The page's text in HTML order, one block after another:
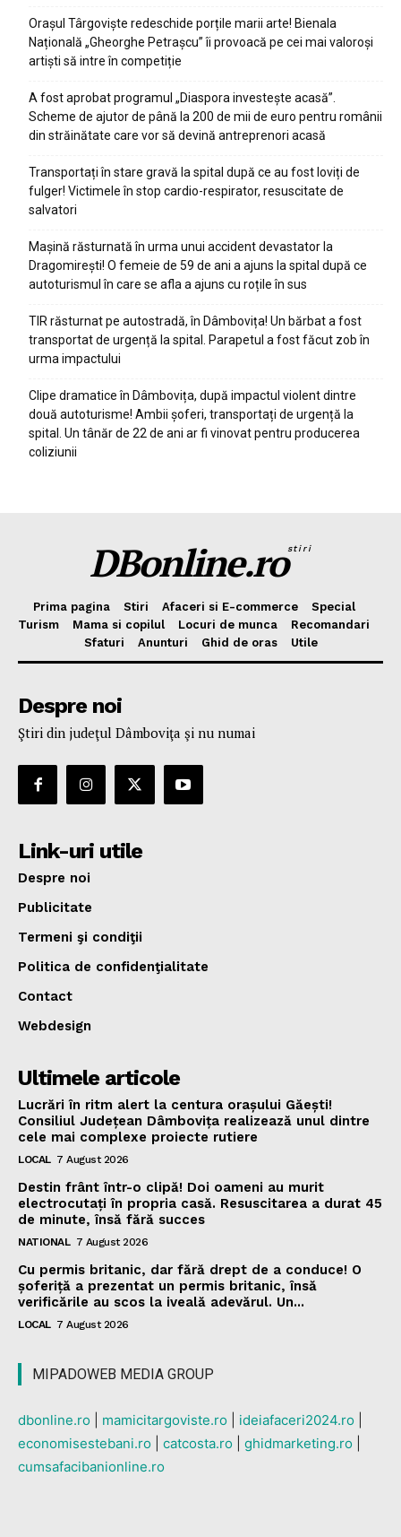
Orașul Târgoviște redeschide porțile marii arte! Bienala
Națională „Gheorghe Petrașcu” îi provoacă pe cei mai valoroși
artiști să intre în competiție
A fost aprobat programul „Diaspora investește acasă”.
Scheme de ajutor de până la 200 de mii de euro pentru românii
din străinătate care vor să devină antreprenori acasă
Transportați în stare gravă la spital după ce au fost loviți de
fulger! Victimele în stop cardio-respirator, resuscitate de
salvatori
Mașină răsturnată în urma unui accident devastator la
Dragomirești! O femeie de 59 de ani a ajuns la spital după ce
autoturismul în care se afla a ajuns cu roțile în sus
TIR răsturnat pe autostradă, în Dâmbovița! Un bărbat a fost
transportat de urgență la spital. Parapetul a fost făcut zob în
urma impactului
Clipe dramatice în Dâmbovița, după impactul violent dintre
două autoturisme! Ambii șoferi, transportați de urgență la
spital. Un tânăr de 22 de ani ar fi vinovat pentru producerea
coliziunii
DBonline.rostiri
Prima pagina Stiri Afaceri si E-commerce
Special
Turism
Mama si copilul Locuri de munca
Recomandari
Sfaturi
Anunturi Ghid de oras Utile
Despre noi
Ştiri din judeţul Dâmboviţa şi nu numai
Link-uri utile
Despre noi
Publicitate
Termeni şi condiţii
Politica de confidenţialitate
Contact
Webdesign
Ultimele articole
Lucrări în ritm alert la centura orașului Găești!
Consiliul Județean Dâmbovița realizează unul dintre
cele mai complexe proiecte rutiere
LOCAL 7 August 2026
Destin frânt într-o clipă! Doi oameni au murit
electrocutați în propria casă. Resuscitarea a durat 45
de minute, însă fără succes
NATIONAL 7 August 2026
Cu permis britanic, dar fără drept de a conduce! O
șoferiță a prezentat un permis britanic, însă
verificările au scos la iveală adevărul. Un...
LOCAL 7 August 2026
MIPADOWEB MEDIA GROUP
dbonline.ro mamicitargoviste.ro ideiafaceri2024.ro
economisestebani.ro
catcosta.ro ghidmarketing.ro
cumsafacibanionline.ro